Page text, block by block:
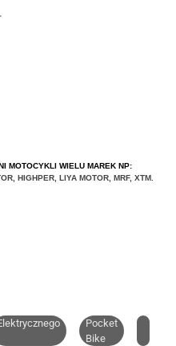
Ścigacz
MOTOCYKLI WIELU MAREK NP:
HIGHPER LIYA MOTOR MRF, XTM
Pocket
Bike